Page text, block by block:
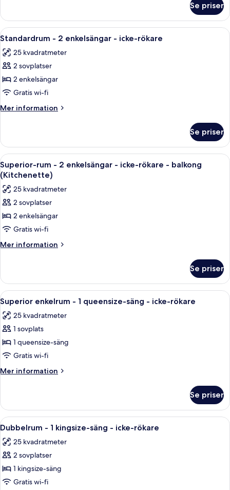
icke-
rökare
-
pentry
-
enkelsängar
icke-
rökare
pentry
Se priser
Öppna
alla
foton
för
Standardrum
-
2
enkelsängar
icke-
rökare
Ett hotellrum med en stor säng, ett
11
Standardrum - 2 enkelsängar - icke-rökare
25 kvadratmeter
2 sovplatser
2 enkelsängar
Gratis wi-fi
Mer information
Mer
-
enkelsängar
-
icke-
rökare
Se priser
Öppna
alla
foton
för
Superior-
rum
-
2
icke-
rökare
-
balkong
(Kitchenette)
Ett kompakt hotellrum med en
13
Superior-rum - 2 enkelsängar - icke-rökare - balkong
(Kitchenette)
25 kvadratmeter
2 sovplatser
2 enkelsängar
Gratis wi-fi
Mer information
Mer
rum
2
enkelsängar
icke-
-
balkong
Se priser
Öppna
alla
foton
för
Superior
enkelrum
-
1
säng
icke-
rökare
Ett hotellrum med en garderob i trä,
7
Superior enkelrum - 1 queensize-säng - icke-rökare
25 kvadratmeter
1 sovplats
1 queensize-säng
Gratis wi-fi
Mer information
Mer
enkelrum
1
säng
rökare
Se priser
Öppna
alla
foton
för
Dubbelrum
-
Ett hotellrum med en stor säng, ett
8
Dubbelrum - 1 kingsize-säng - icke-rökare
25 kvadratmeter
2 sovplatser
1 kingsize-säng
Gratis wi-fi